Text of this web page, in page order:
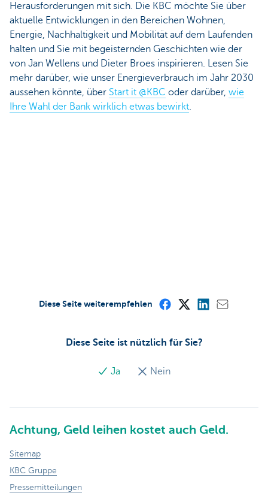
Herausforderungen mit sich. Die KBC möchte Sie über
aktuelle Entwicklungen in den Bereichen Wohnen,
Energie, Nachhaltigkeit und Mobilität auf dem Laufenden
halten und Sie mit begeisternden Geschichten wie der
von Jan Wellens und Dieter Broes inspirieren. Lesen Sie
mehr darüber, wie unser Energieverbrauch im Jahr 2030
aussehen könnte, über Start it @KBC oder darüber, wie
Ihre Wahl der Bank wirklich etwas bewirkt.
Diese Seite ist nützlich für Sie?
Ja Nein
Diese Seite weiterempfehlen
Achtung, Geld leihen kostet auch Geld.
Sitemap
KBC Gruppe
Pressemitteilungen